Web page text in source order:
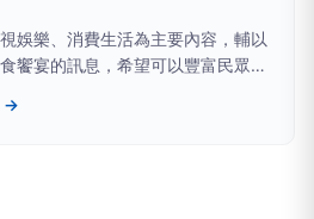
視娛樂、消費生活為主要內容，輔以
饗宴的訊息，希望可以豐富民眾的
大眾美好的未來。
→